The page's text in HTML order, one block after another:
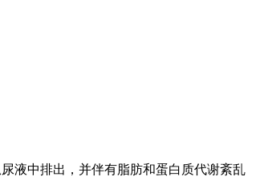
液中排出，并伴有脂肪和蛋白质代谢紊乱